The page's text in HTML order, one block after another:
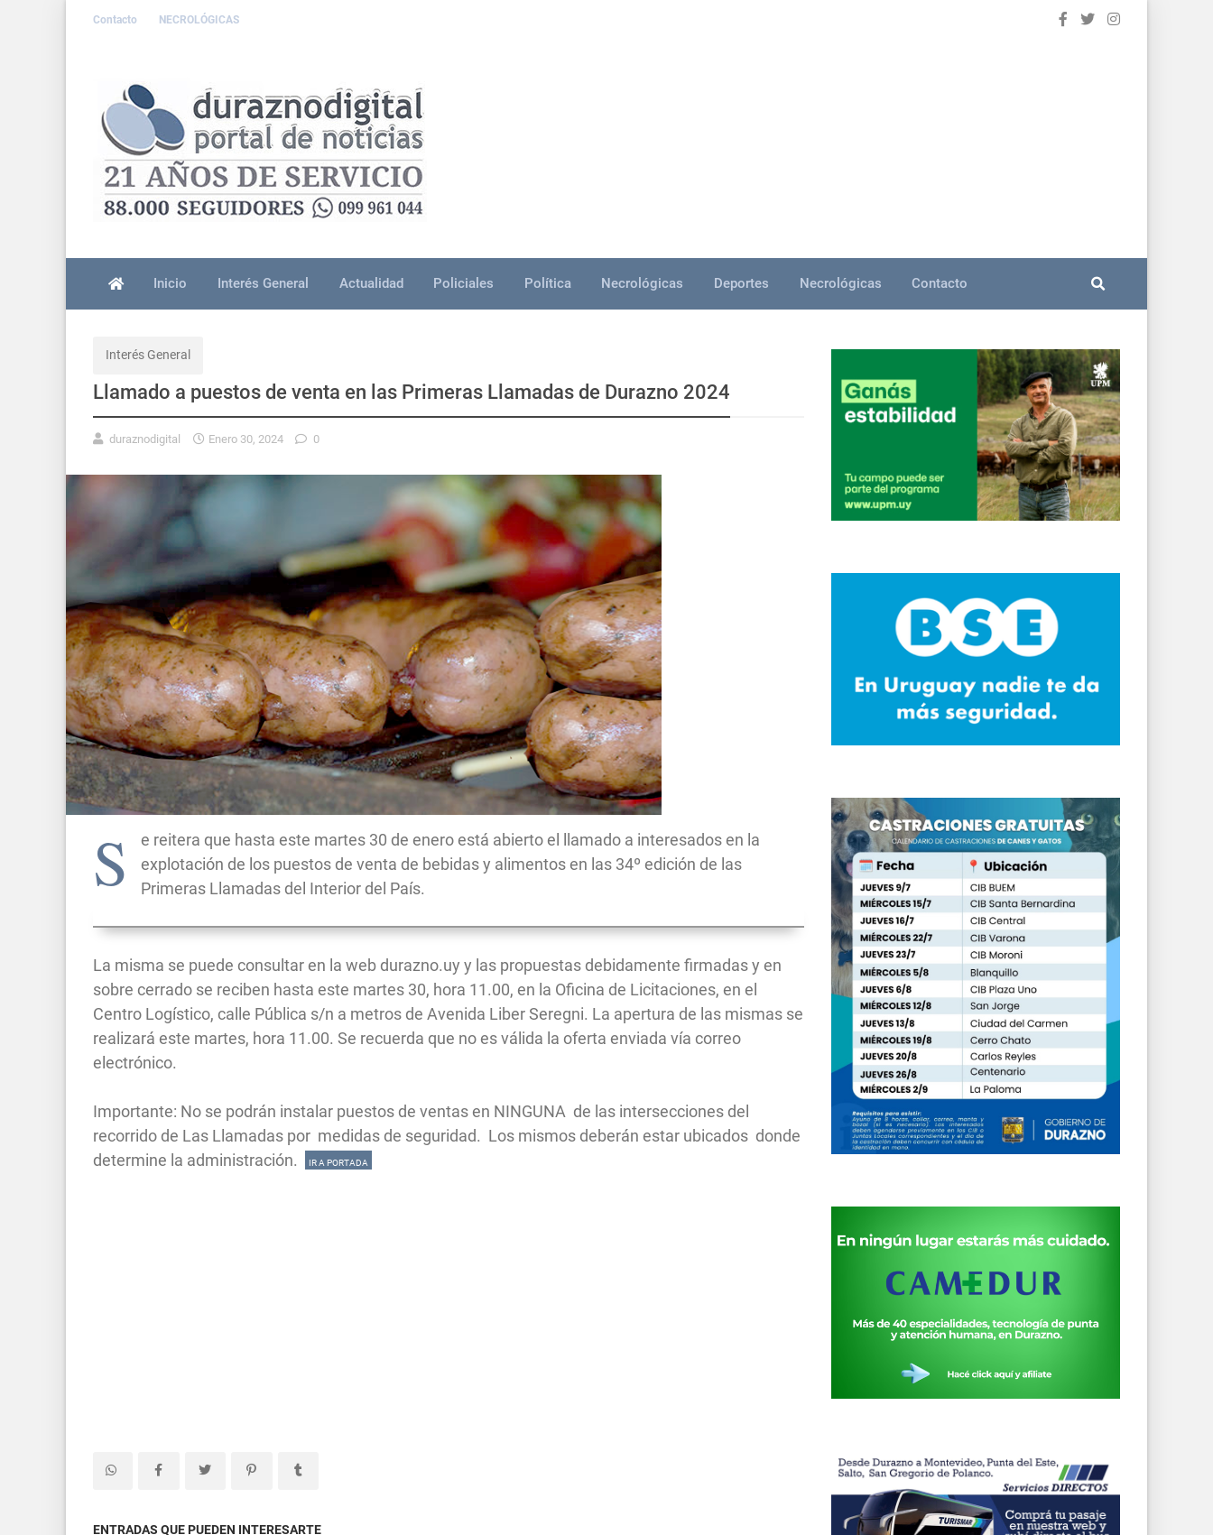
Contacto NECROLÓGICAS
Inicio Interés General Actualidad Policiales Política Necrológicas Deportes Necrológicas Contacto
Interés General
Llamado a puestos de venta en las Primeras Llamadas de Durazno 2024
duraznodigital Enero 30, 2024 0
S
e reitera que hasta este martes 30 de enero está abierto el llamado a interesados en la
explotación de los puestos de venta de bebidas y alimentos en las 34º edición de las
Primeras Llamadas del Interior del País.
La misma se puede consultar en la web durazno.uy y las propuestas debidamente firmadas y en
sobre cerrado se reciben hasta este martes 30, hora 11.00, en la Oficina de Licitaciones, en el
Centro Logístico, calle Pública s/n a metros de Avenida Liber Seregni. La apertura de las mismas se
realizará este martes, hora 11.00. Se recuerda que no es válida la oferta enviada vía correo
electrónico.
Importante: No se podrán instalar puestos de ventas en NINGUNA de las intersecciones del
recorrido de Las Llamadas por medidas de seguridad. Los mismos deberán estar ubicados donde
determine la administración.
IR A PORTADA
ENTRADAS QUE PUEDEN INTERESARTE